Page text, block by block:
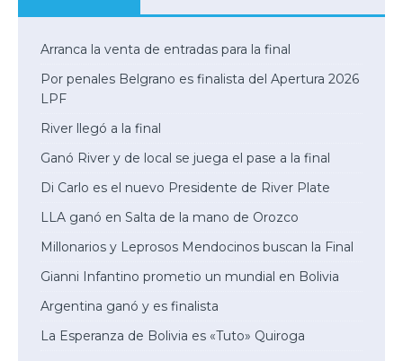
Arranca la venta de entradas para la final
Por penales Belgrano es finalista del Apertura 2026
LPF
River llegó a la final
Ganó River y de local se juega el pase a la final
Di Carlo es el nuevo Presidente de River Plate
LLA ganó en Salta de la mano de Orozco
Millonarios y Leprosos Mendocinos buscan la Final
Gianni Infantino prometio un mundial en Bolivia
Argentina ganó y es finalista
La Esperanza de Bolivia es «Tuto» Quiroga